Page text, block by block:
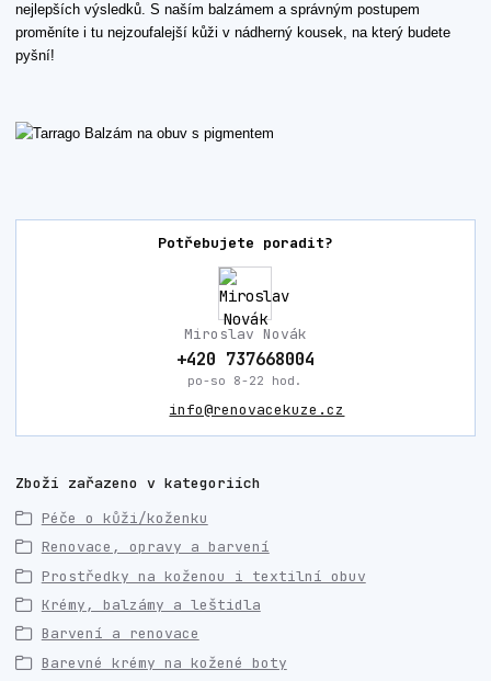
nejlepších výsledků. S naším balzámem a správným postupem
proměníte i tu nejzoufalejší kůži v nádherný kousek, na který budete
pyšní!
Potřebujete poradit?
Miroslav Novák
+420 737668004
po-so 8-22 hod.
info@renovacekuze.cz
Zboží zařazeno v kategoriích
Péče o kůži/koženku
Renovace, opravy a barvení
Prostředky na koženou i textilní obuv
Krémy, balzámy a leštidla
Barvení a renovace
Barevné krémy na kožené boty